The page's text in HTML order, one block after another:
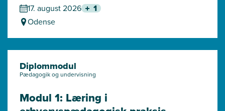
17. august 2026
1
Odense
Diplommodul
Pædagogik og undervisning
Modul 1: Læring i